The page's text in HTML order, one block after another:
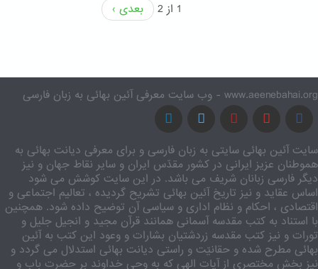
1 از 2
بعدی ›
www.aeenebahai.org - وب سایت معرفی آئین بهائی به زبان فارسی
سایت آئین بهائی سایتی به زبان فارسی و برای معرفی دیانت بهائی به
هموطنان عزیز ایرانی در کشور مقدّس ایران و سایر نقاط جهان و نیز
دیگر فارسی زبانان شریف می باشد. در این سایت کوشش می شود
اساس عقاید و نیز تاریخ آئین بهائی تشریح گردیده ، تعالیم اجتماعی و
اقتصادی ، احکام و نظام اداری و سیاسی آن توضیح داده شود. همچنین
با استناد به کتب مقدسه آسمانی همانند قرآن مجید و انجیل جلیل و
تورات و نیز کتب مقدسه زردشتیان بشارات و وعود این کتب به آئین
بهائی مطرح شده و حقانیّت و راستی دیانت بهائی استدلال می گردد و
نیز بخش مختصری از آیات الهی که به وحی خداوند بر حضرت باب و